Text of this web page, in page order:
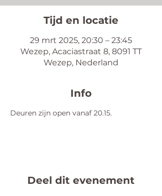
Tijd en locatie
29 mrt 2025, 20:30 – 23:45
Wezep, Acaciastraat 8, 8091 TT
Wezep, Nederland
Info
Deuren zijn open vanaf 20.15.
Deel dit evenement